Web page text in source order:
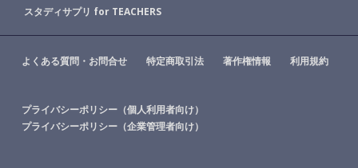
スタディサプリ for TEACHERS
よくある質問・お問合せ 特定商取引法 著作権情報 利用規約
プライバシーポリシー（個人利用者向け）
プライバシーポリシー（企業管理者向け）